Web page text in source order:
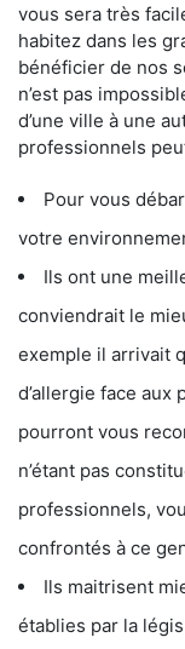
vous sera très
habitez dans les
bénéficier de nos
n’est pas
d’une ville à une
professionnels
Pour vous
votre
Ils ont une
conviendrait le
exemple il arrivait
d’allergie face aux
pourront vous
n’étant pas
professionnels,
confrontés à ce
Ils maitrisent
établies par la